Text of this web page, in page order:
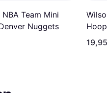
Team Mini
Nuggets
Hoop